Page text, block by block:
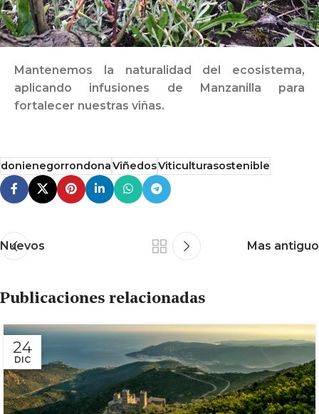
Mantenemos la naturalidad del ecosistema,
aplicando infusiones de Manzanilla para
fortalecer nuestras viñas.
donienegorrondonaViñedosViticulturasostenible
Nuevos Mas antiguo
Publicaciones relacionadas
24
DIC